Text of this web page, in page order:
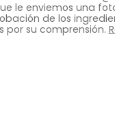
le enviemos una
de los
por su comprensión.